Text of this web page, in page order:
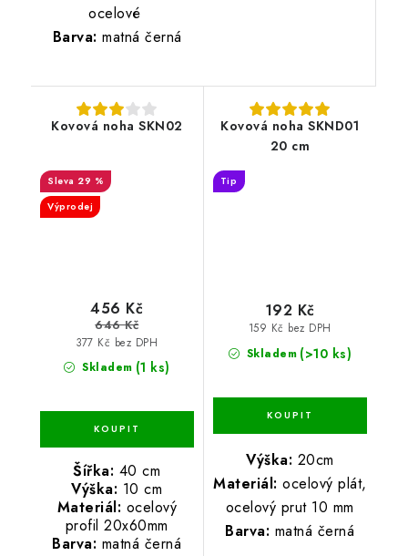
ocelové
Barva: matná černá
Kovová noha SKN02
29 %
Výprodej
Skladem (1 ks)
377 Kč bez DPH
456 Kč
646 Kč
Šířka: 40 cm
Výška: 10 cm
Materiál: ocelový
profil 20x60mm
Barva: matná černá
Kovová noha SKND01
20 cm
Tip
Skladem (>10 ks)
159 Kč bez DPH
192 Kč
Výška: 20cm
Materiál: ocelový plát,
ocelový prut 10 mm
Barva: matná černá